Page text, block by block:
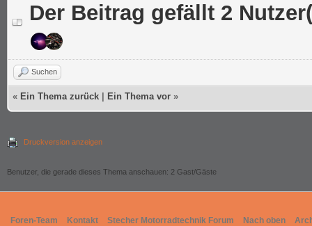
Der Beitrag gefällt 2
Suchen
« Ein Thema zurück Ein Thema vor »
Druckversion anzeigen
Benutzer, die gerade dieses Thema anschauen: 2 Gast/Gäste
Foren-Team Kontakt Stecher Motorradtechnik Forum Nach oben